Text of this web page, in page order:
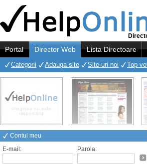
Portal Director Web Lista Directoare
Categorii Adauga site Site-uri noi Top
Contul meu
E-mail:
Parola: